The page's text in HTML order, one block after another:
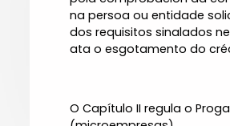
na persoa ou entidade
dos requisitos sinalados
ata o esgotamento do
O Capítulo II regula o